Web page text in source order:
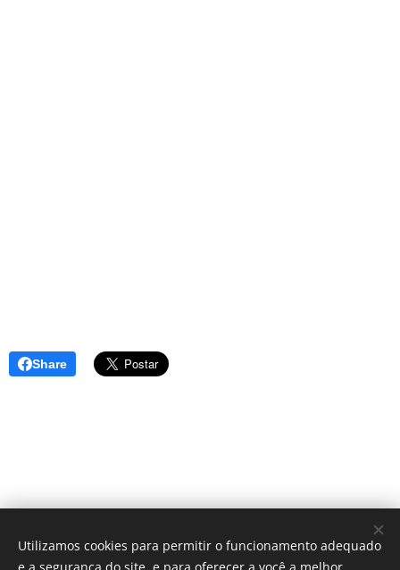
Share
Utilizamos cookies para permitir o funcionamento adequado